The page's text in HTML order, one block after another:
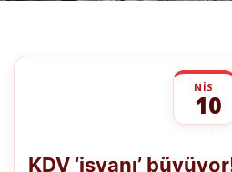
NIS
10
büyüyor!
KDV ‘isyanı’